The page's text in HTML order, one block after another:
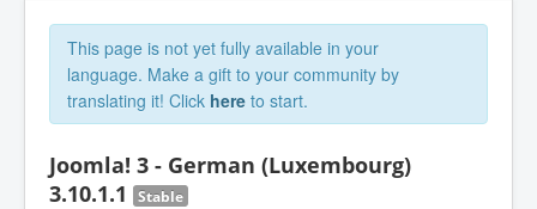
This page is not yet fully available in your
language. Make a gift to your community by
translating it! Click here to start.
Joomla! 3 - German (Luxembourg)
3.10.1.1
Stable